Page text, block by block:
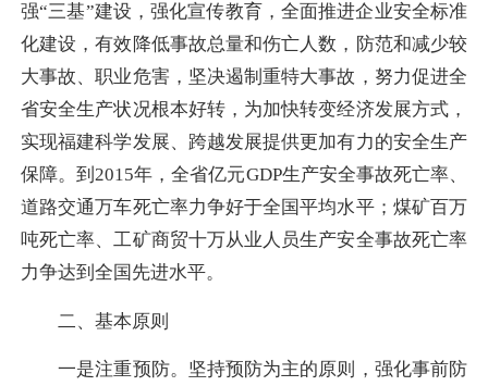
强“三基”建设，强化宣传教育，全面推进企业安全标准
化建设，有效降低事故总量和伤亡人数，防范和减少较
大事故、职业危害，坚决遏制重特大事故，努力促进全
省安全生产状况根本好转，为加快转变经济发展方式，
实现福建科学发展、跨越发展提供更加有力的安全生产
保障。到2015年，全省亿元GDP生产安全事故死亡率、
道路交通万车死亡率力争好于全国平均水平；煤矿百万
吨死亡率、工矿商贸十万从业人员生产安全事故死亡率
力争达到全国先进水平。
二、基本原则
一是注重预防。坚持预防为主的原则，强化事前防